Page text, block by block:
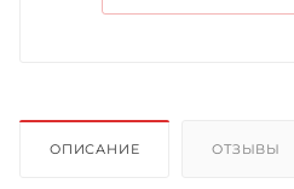
ОПИСАНИЕ ОТЗЫВЫ